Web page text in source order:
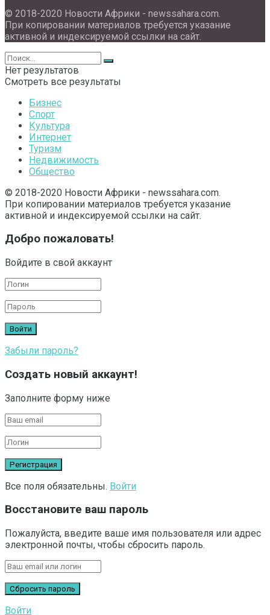
© 2018-2020 Новости Африки - newssahara.com.
При копировании материалов требуется указание
активной и индексируемой ссылки на сайт.
Нет результатов
Смотреть все результаты
Бизнес
Спорт
Культура
Интернет
Туризм
Недвижимость
Общество
© 2018-2020 Новости Африки - newssahara.com.
При копировании материалов требуется указание
активной и индексируемой ссылки на сайт.
Добро пожаловать!
Войдите в свой аккаунт
Забыли пароль?
Создать новый аккаунт!
Заполните форму ниже
Все поля обязательны. Войти
Восстановите ваш пароль
Пожалуйста, введите ваше имя пользователя или адрес
электронной почты, чтобы сбросить пароль.
Войти